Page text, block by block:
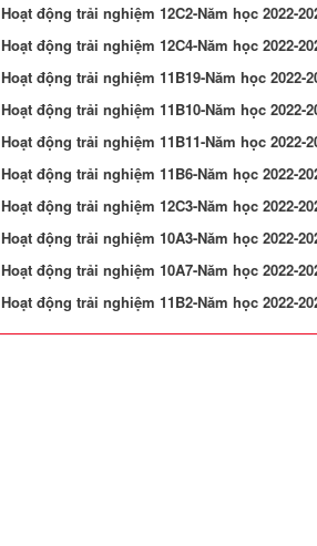
Hoạt động trải nghiệm 12C2-Năm học 2022-
Hoạt động trải nghiệm 12C4-Năm học 2022-
Hoạt động trải nghiệm 11B19-Năm học 2022-
Hoạt động trải nghiệm 11B10-Năm học 2022-
Hoạt động trải nghiệm 11B11-Năm học 2022-
Hoạt động trải nghiệm 11B6-Năm học 2022-
Hoạt động trải nghiệm 12C3-Năm học 2022-
Hoạt động trải nghiệm 10A3-Năm học 2022-
Hoạt động trải nghiệm 10A7-Năm học 2022-
Hoạt động trải nghiệm 11B2-Năm học 2022-